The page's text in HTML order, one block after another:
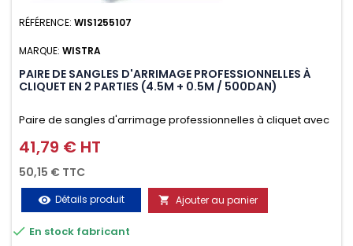
RÉFÉRENCE: WIS1255107
MARQUE: WISTRA
PAIRE DE SANGLES D'ARRIMAGE PROFESSIONNELLES À
CLIQUET EN 2 PARTIES (4.5M + 0.5M / 500DAN)
Paire de sangles d'arrimage professionnelles à cliquet avec
crochet en 2 parties (4.5M + 0.5M / 500daN), simple et rapide
d'utilisation. Permet d'arrimer et de sécuriser vos
chargements pendant le transport. Matière polyester très
résistante aux UV et aux variations de températures,
n'absorbe pas l'eau.
Prix
41,79 € HT
50,15 € TTC
visibility Détails produit  Ajouter au panier
 En stock fabricant